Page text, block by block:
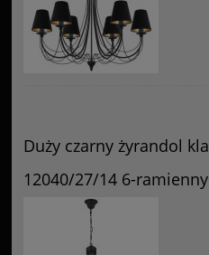
Duży czarny żyrandol
12040/27/14 6-ramienny